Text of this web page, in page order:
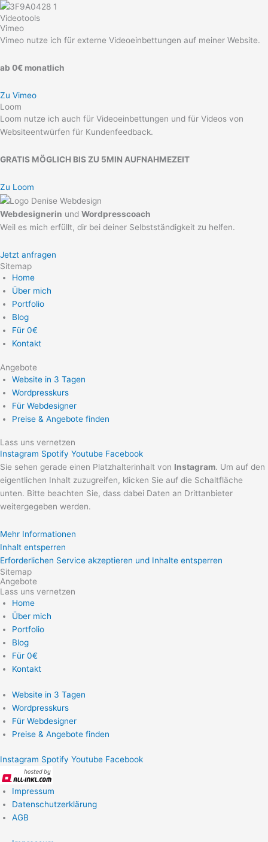
Videotools
Vimeo
Vimeo nutze ich für externe Videoeinbettungen auf meiner Website.
ab 0€ monatlich
Zu Vimeo
Loom
Loom nutze ich auch für Videoeinbettungen und für Videos von
Websiteentwürfen für Kundenfeedback.
GRATIS MÖGLICH BIS ZU 5MIN AUFNAHMEZEIT
Zu Loom
Webdesignerin und Wordpresscoach
Weil es mich erfüllt, dir bei deiner Selbstständigkeit zu helfen.
Jetzt anfragen
Sitemap
Home
Über mich
Portfolio
Blog
Für 0€
Kontakt
Angebote
Website in 3 Tagen
Wordpresskurs
Für Webdesigner
Preise & Angebote finden
Lass uns vernetzen
Instagram Spotify Youtube Facebook
Sie sehen gerade einen Platzhalterinhalt von Instagram. Um auf den
eigentlichen Inhalt zuzugreifen, klicken Sie auf die Schaltfläche
unten. Bitte beachten Sie, dass dabei Daten an Drittanbieter
weitergegeben werden.
Mehr Informationen
Inhalt entsperren
Erforderlichen Service akzeptieren und Inhalte entsperren
Sitemap
Angebote
Lass uns vernetzen
Home
Über mich
Portfolio
Blog
Für 0€
Kontakt
Website in 3 Tagen
Wordpresskurs
Für Webdesigner
Preise & Angebote finden
Instagram Spotify Youtube Facebook
Impressum
Datenschutzerklärung
AGB